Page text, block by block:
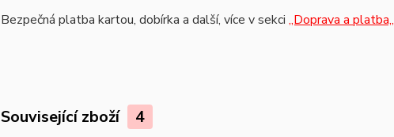
Bezpečná platba kartou, dobírka a další, více v sekci ,,Doprava a platba,,
Související zboží 4